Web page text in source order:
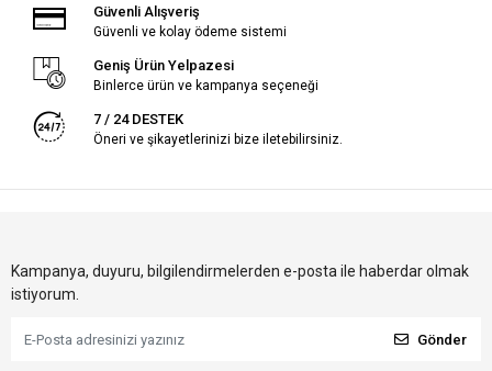
Güvenli Alışveriş
Güvenli ve kolay ödeme sistemi
Geniş Ürün Yelpazesi
Binlerce ürün ve kampanya seçeneği
7 / 24 DESTEK
Öneri ve şikayetlerinizi bize iletebilirsiniz.
Kampanya, duyuru, bilgilendirmelerden e-posta ile haberdar olmak
istiyorum.
Gönder